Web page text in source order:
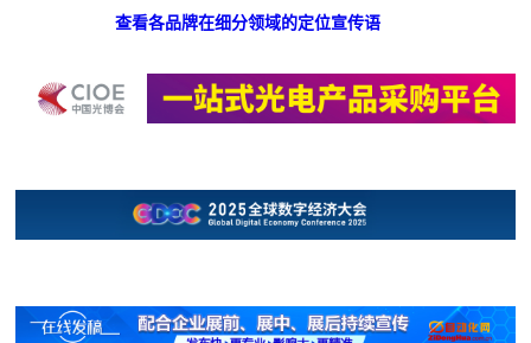
查看各品牌在细分领域的定位宣传语